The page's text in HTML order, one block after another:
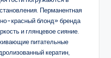
Перманентная
красный блонд» бренда
и глянцевое сияние.
питательные
кератин,